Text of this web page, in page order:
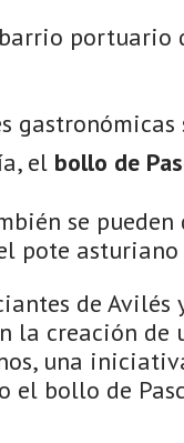
portuario
gastronómicas
el bollo de
se
pote asturiano
de Avilés
la creación
una
el bollo de